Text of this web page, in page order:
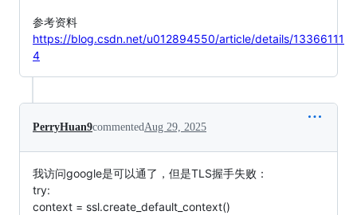
参考资料
https://blog.csdn.net/u012894550/article/details/13366111
4
PerryHuan9commented Aug 29, 2025
我访问google是可以通了，但是TLS握手失败：
try:
context = ssl.create_default_context()